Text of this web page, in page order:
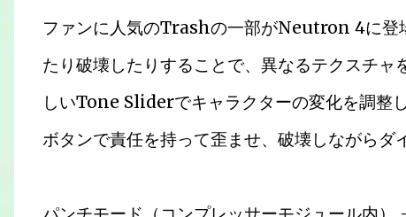
ファンに人気のTrashの一部がNeutron 4に
たり破壊したりすることで、異なるテクスチ
しいTone Sliderでキャラクターの変化を調整
ボタンで責任を持って歪ませ、破壊しながらダ